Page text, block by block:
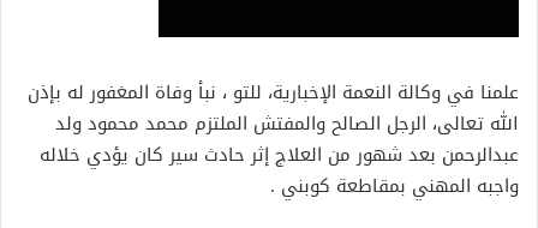
علمنا في وكالة النعمة الإخبارية، للتو ، نبأ وفاة المغفور له بإذن
الله تعالى، الرجل الصالح والمفتش الملتزم محمد محمود ولد
عبدالرحمن بعد شهور من العلاج إثر حادث سير كان يؤدي خلاله
واجبه المهني بمقاطعة كوبني .